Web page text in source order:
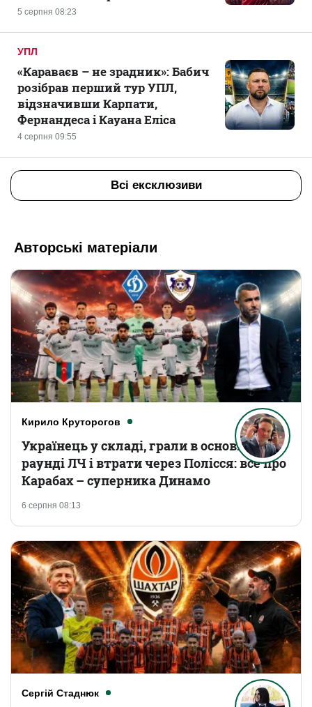
5 серпня 08:23
УПЛ
4 серпня 09:55
«Караваєв – не зрадник»: Бабич
розібрав перший тур УПЛ,
відзначивши Карпати,
Фернандеса і Кауана Еліса
Всі ексклюзиви
Авторські матеріали
Кирило Круторогов
6 серпня 08:13
Українець у складі, грали в основному
раунді ЛЧ і втрати через Полісся: все про
Карабах – суперника Динамо
Сергій Стаднюк